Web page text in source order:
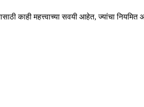
काही महत्त्वाच्या सवयी आहेत, ज्यांचा